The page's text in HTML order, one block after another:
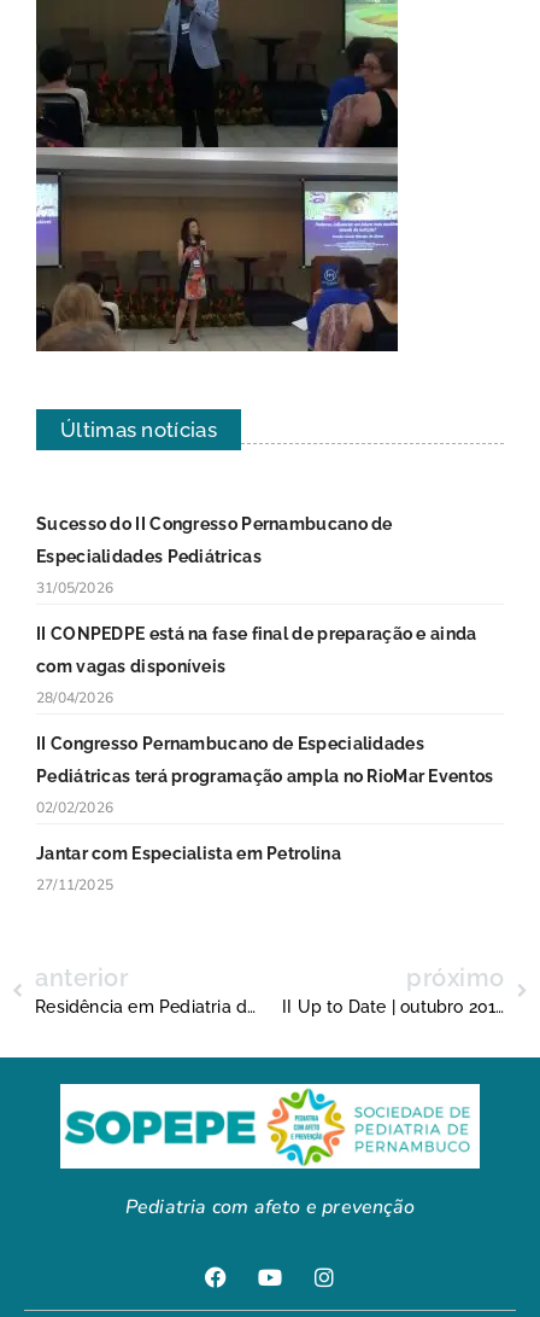
Últimas notícias
Sucesso do II Congresso Pernambucano de
Especialidades Pediátricas
31/05/2026
II CONPEDPE está na fase final de preparação e ainda
com vagas disponíveis
28/04/2026
II Congresso Pernambucano de Especialidades
Pediátricas terá programação ampla no RioMar Eventos
02/02/2026
Jantar com Especialista em Petrolina
27/11/2025
anterior
Residência em Pediatria de três anos permite melhor qualificação dos especialistas
próximo
II Up to Date | outubro 2018
Pediatria com afeto e prevenção